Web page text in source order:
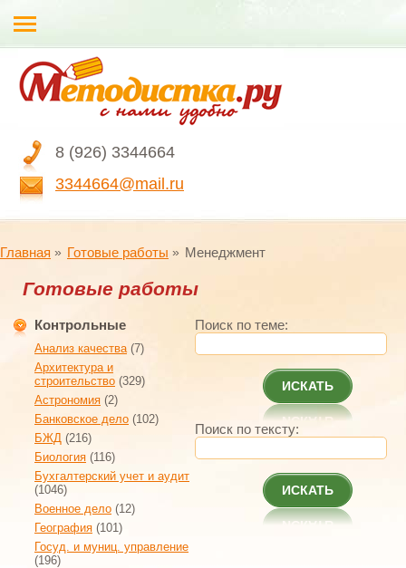
8 (926) 3344664
3344664@mail.ru
Главная Готовые работы Менеджмент
Готовые работы
Контрольные
Анализ качества(7)
Архитектура и
строительство (329)
Астрономия (2)
Банковское дело (102)
БЖД (216)
Биология (116)
Бухгалтерский учет и аудит
(1046)
Военное дело (12)
География (101)
Госуд. и муниц. управление
(196)
Поиск по теме:
ИСКАТЬ
Поиск по тексту:
ИСКАТЬ